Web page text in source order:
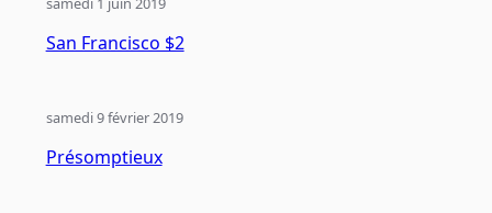
San Francisco $2
Présomptieux
samedi 9 février 2019